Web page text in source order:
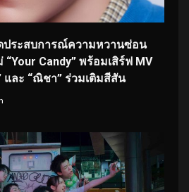
ดประสบการณ์ความหวานซ่อน
“Your Candy” พร้อมเสิร์ฟ MV
และ “ณิชา” ร่วมเติมสีสัน